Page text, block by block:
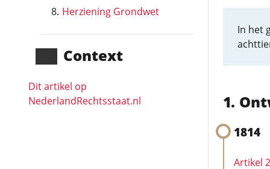
Herziening Grondwet
Context
Dit artikel op
NederlandRechts­staat.nl
In het
1814
Artikel